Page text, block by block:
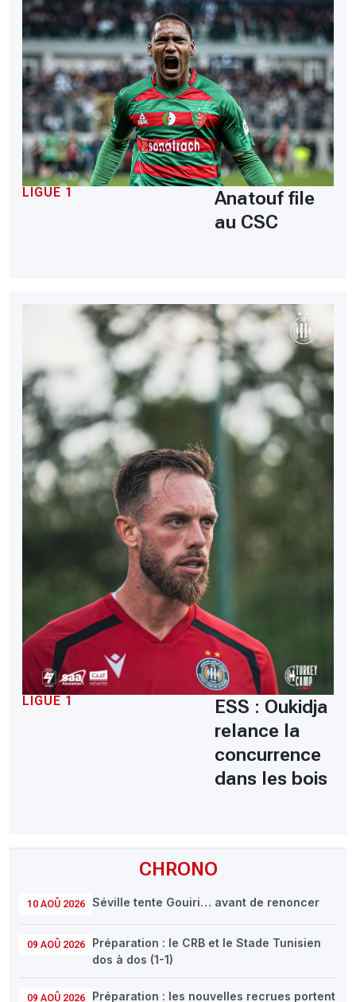
CHRONO
10 AOÛ 2026 Séville tente Gouiri… avant de renoncer
09 AOÛ 2026
Préparation : le CRB et le Stade Tunisien
dos à dos (1-1)
09 AOÛ 2026 Préparation : les nouvelles recrues portent
LIGUE 1
Anatouf file
au CSC
LIGUE 1
ESS : Oukidja
relance la
concurrence
dans les bois